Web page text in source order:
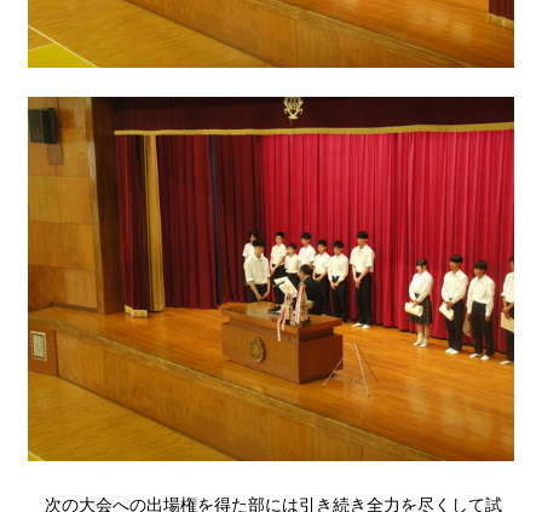
次の大会への出場権を得た部には引き続き全力を尽くして試